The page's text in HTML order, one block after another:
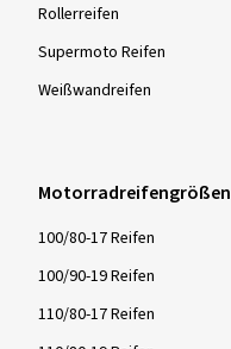
Rollerreifen
Supermoto Reifen
Weißwandreifen
Motorradreifengrößen
100/80-17 Reifen
100/90-19 Reifen
110/80-17 Reifen